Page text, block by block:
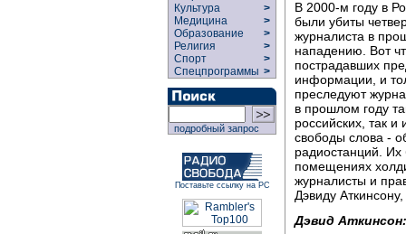
Культура
>
Медицина
>
Образование
>
Религия
>
Спорт
>
Спецпрограммы >
подробный запрос
Поставьте ссылку на РС
В 2000-м году в
были убиты
журналиста в
нападению. Вот
пострадавших
информации, и
преследуют
в прошлом году
российских, так
свободы слова -
радиостанций.
помещениях
журналисты и
Дэвиду
Дэвид Аткинсон: